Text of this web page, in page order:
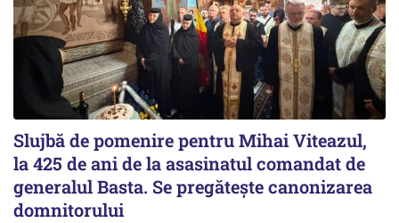
Slujbă de pomenire pentru Mihai Viteazul,
la 425 de ani de la asasinatul comandat de
generalul Basta. Se pregătește canonizarea
domnitorului